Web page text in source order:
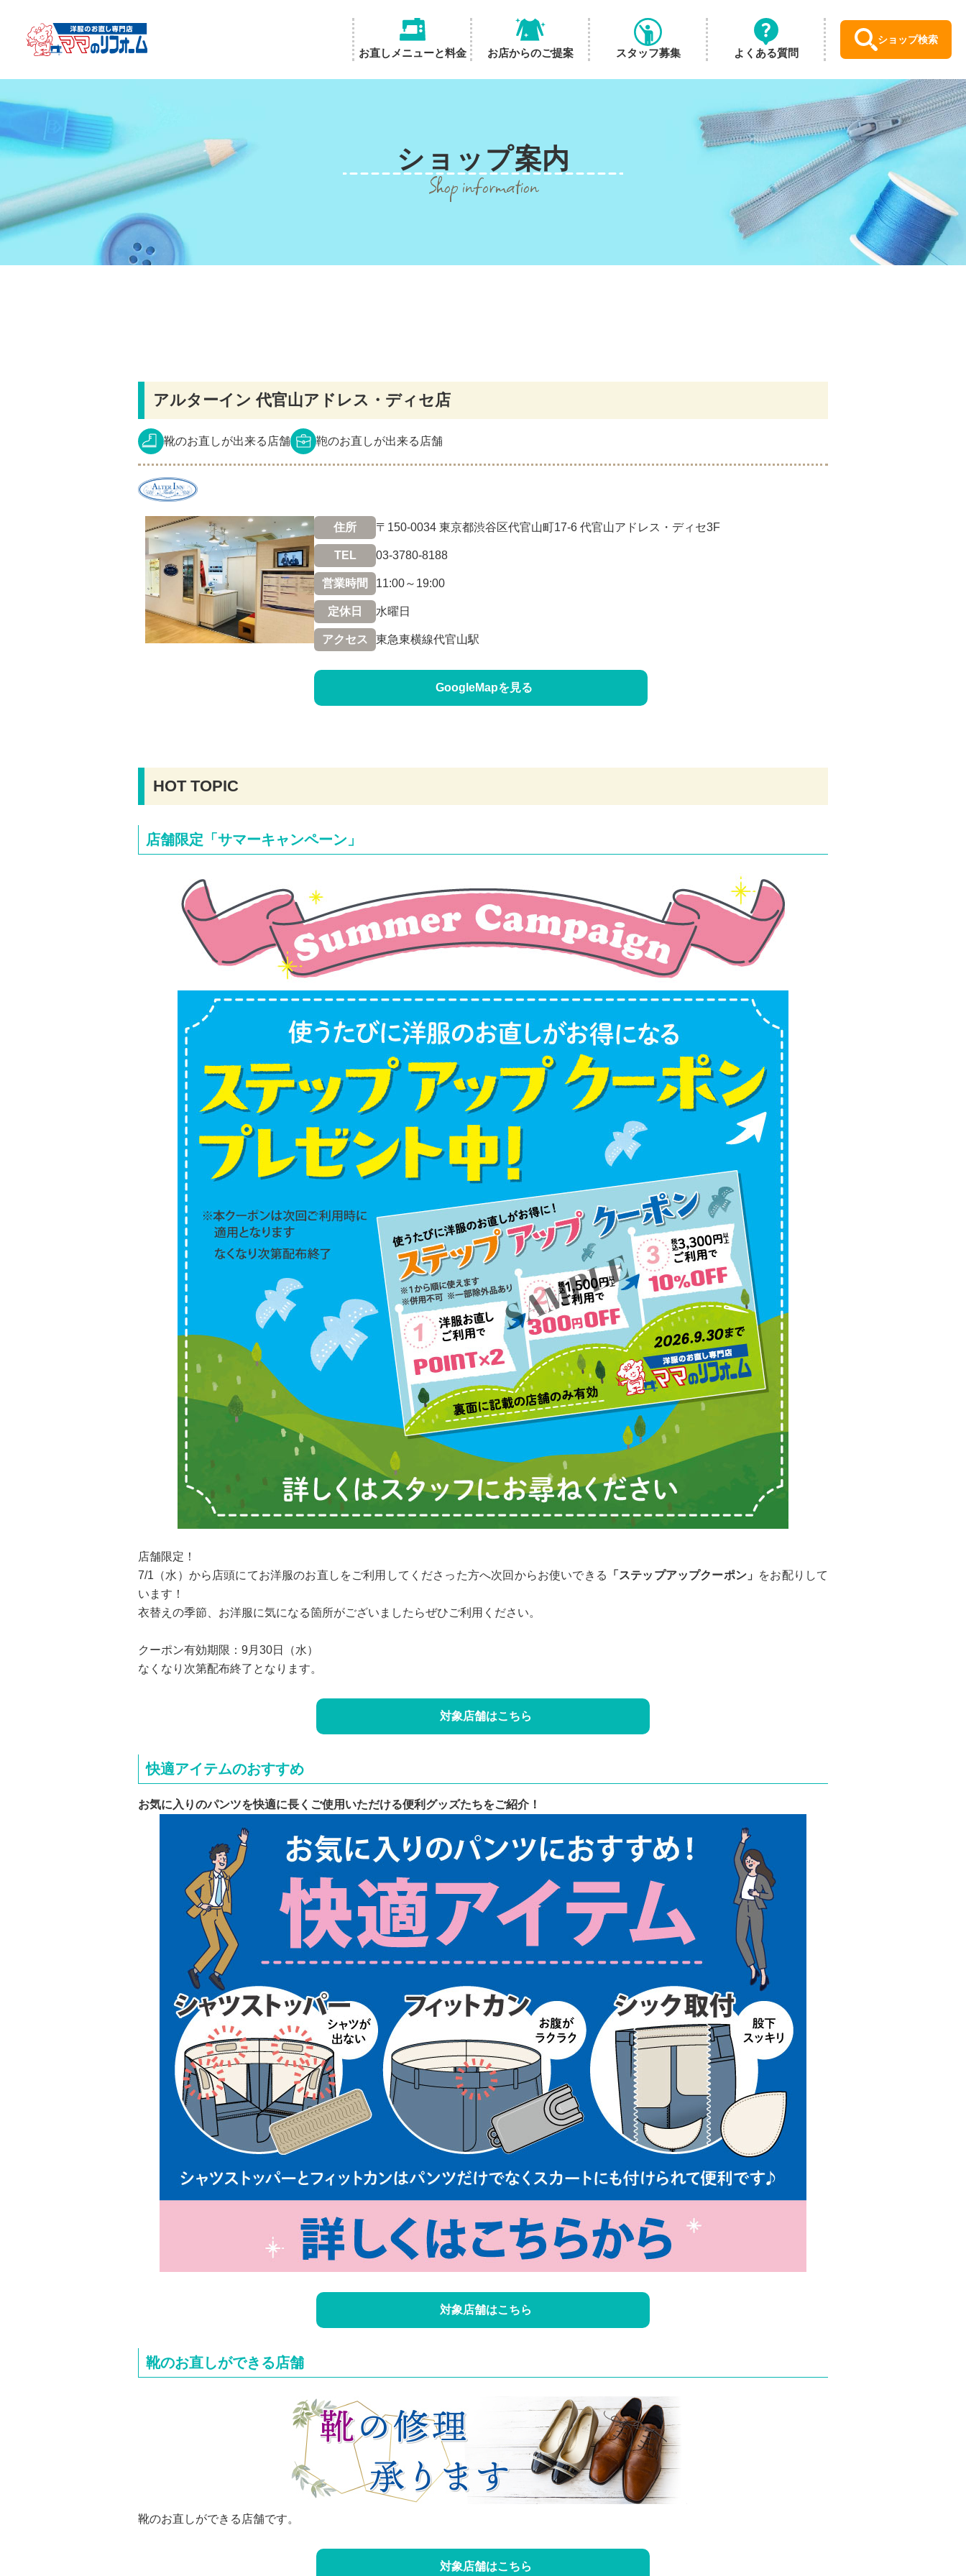
お直しメニューと料金 お店からのご提案 スタッフ募集 よくある質問
ショップ検索
ショップ案内
Shop information
アルターイン 代官山アドレス・ディセ店
靴のお直しが出来る店舗 鞄のお直しが出来る店舗
住所 〒150-0034 東京都渋谷区代官山町17-6 代官山アドレス・ディセ3F
TEL 03-3780-8188
営業時間 11:00～19:00
定休日 水曜日
アクセス 東急東横線代官山駅
GoogleMapを見る
HOT TOPIC
店舗限定「サマーキャンペーン」
店舗限定！
7/1（水）から店頭にてお洋服のお直しをご利用してくださった方へ次回からお使いできる
「ステップアップクーポン」
をお配りして
います！
衣替えの季節、お洋服に気になる箇所がございましたらぜひご利用ください。
クーポン有効期限：9月30日（水）
なくなり次第配布終了となります。
対象店舗はこちら
快適アイテムのおすすめ
お気に入りのパンツを快適に長くご使用いただける便利グッズたちをご紹介！
対象店舗はこちら
靴のお直しができる店舗
靴のお直しができる店舗です。
対象店舗はこちら